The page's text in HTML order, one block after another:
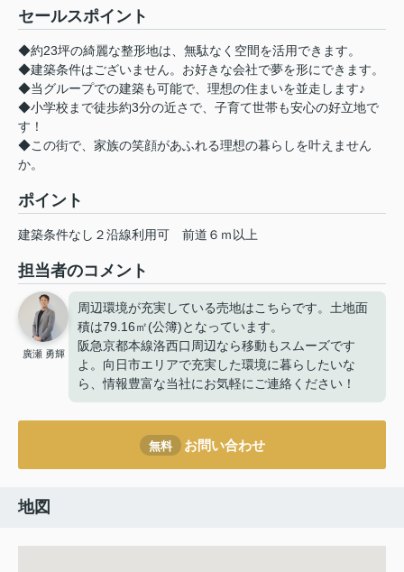
セールスポイント
◆約23坪の綺麗な整形地は、無駄なく空間を活用できます。
◆建築条件はございません。お好きな会社で夢を形にできます。
◆当グループでの建築も可能で、理想の住まいを並走します♪
◆小学校まで徒歩約3分の近さで、子育て世帯も安心の好立地で
す！
◆この街で、家族の笑顔があふれる理想の暮らしを叶えません
か。
ポイント
建築条件なし２沿線利用可 前道６ｍ以上
担当者のコメント
廣瀬 勇輝
周辺環境が充実している売地はこちらです。土地面
積は79.16㎡(公簿)となっています。
阪急京都本線洛西口周辺なら移動もスムーズです
よ。向日市エリアで充実した環境に暮らしたいな
ら、情報豊富な当社にお気軽にご連絡ください！
無料 お問い合わせ
地図